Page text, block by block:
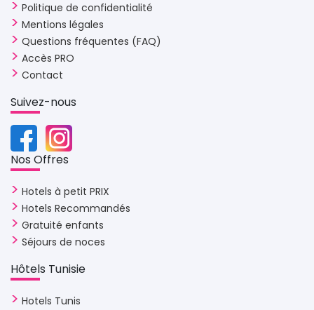
Politique de confidentialité
Mentions légales
Questions fréquentes (FAQ)
Accès PRO
Contact
Suivez-nous
Nos Offres
Hotels à petit PRIX
Hotels Recommandés
Gratuité enfants
Séjours de noces
Hôtels Tunisie
Hotels Tunis